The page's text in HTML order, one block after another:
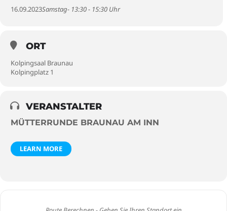
16.09.2023Samstag- 13:30 - 15:30 Uhr
ORT
Kolpingsaal Braunau
Kolpingplatz 1
VERANSTALTER
MÜTTERRUNDE BRAUNAU AM INN
LEARN MORE